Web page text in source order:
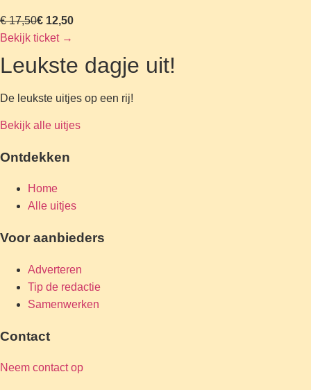
€ 17,50€ 12,50
Bekijk ticket →
Leukste dagje uit!
De leukste uitjes op een rij!
Bekijk alle uitjes
Ontdekken
Home
Alle uitjes
Voor aanbieders
Adverteren
Tip de redactie
Samenwerken
Contact
Neem contact op